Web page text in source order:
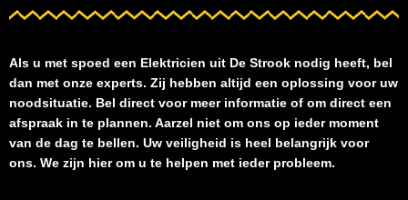
Als u met spoed een Elektricien uit De Strook nodig heeft, bel
dan met onze experts. Zij hebben altijd een oplossing voor uw
noodsituatie. Bel direct voor meer informatie of om direct een
afspraak in te plannen. Aarzel niet om ons op ieder moment
van de dag te bellen. Uw veiligheid is heel belangrijk voor
ons. We zijn hier om u te helpen met ieder probleem.